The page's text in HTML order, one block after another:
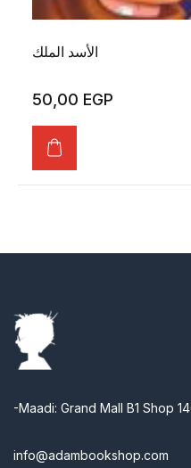
الأسد الملك
50,00 EGP
-Maadi: Grand Mall B1 Shop
info@adambookshop.com